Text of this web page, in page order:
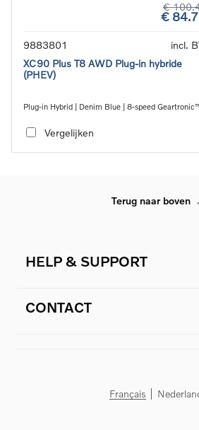
€
€
9883801
incl.
XC90 Plus T8 AWD Plug-in hybride
(PHEV)
Plug-in Hybrid | Denim Blue | 8-speed
Vergelijken
Terug naar boven
HELP & SUPPORT
CONTACT
Français